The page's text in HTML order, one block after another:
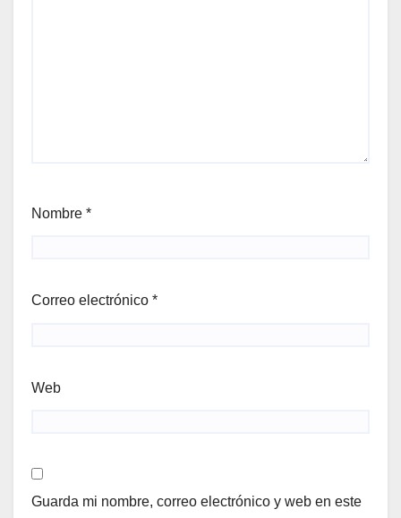
Nombre *
Correo electrónico *
Web
Guarda mi nombre, correo electrónico y web en este